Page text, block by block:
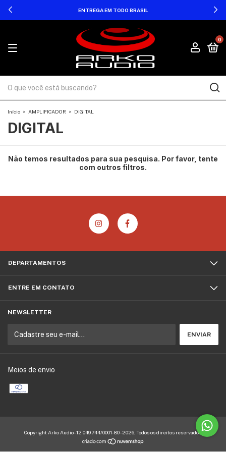
ENTREGA EM TODO BRASIL
0
Início > AMPLIFICADOR > DIGITAL
DIGITAL
Não temos resultados para sua pesquisa. Por favor, tente
com outros filtros.
DEPARTAMENTOS
ENTRE EM CONTATO
NEWSLETTER
Meios de envio
Copyright Arko Audio - 12.049.744/0001-80 - 2026. Todos os direitos reservados.